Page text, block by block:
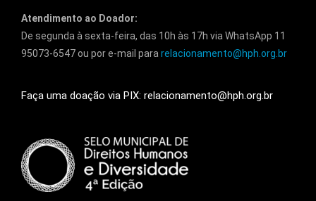
Atendimento ao Doador:
De segunda à sexta-feira, das 10h às 17h via WhatsApp 11
95073-6547 ou por e-mail para relacionamento@hph.org.br
Faça uma doação via PIX: relacionamento@hph.org.br